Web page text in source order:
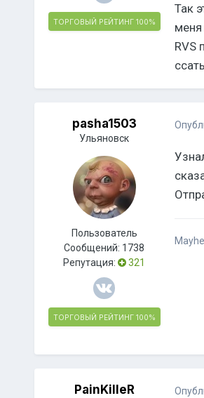
ТОРГОВЫЙ РЕЙТИНГ 100%
Так
меня
RVS
pasha1503
Ульяновск
Пользователь
Сообщений: 1738
Репутация:
321
ТОРГОВЫЙ РЕЙТИНГ 100%
PainKilleR